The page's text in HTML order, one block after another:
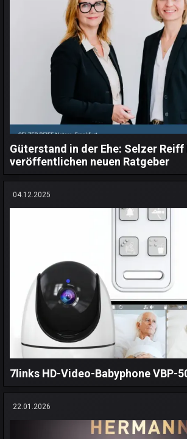
Güterstand in der Ehe: Selzer
veröffentlichen neuen Ratgeber
04.12.2025
7links HD-Video-Babyphone VBP-
22.01.2026